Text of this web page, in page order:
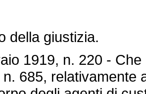
giustizia.
1919, n. 220 - Che
n. 685, relativamente